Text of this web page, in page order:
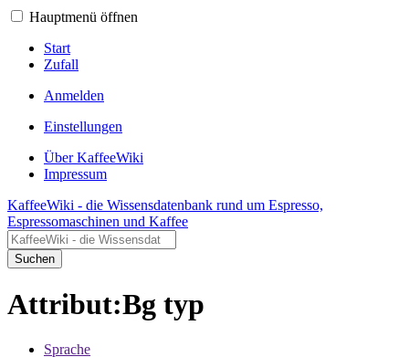
Hauptmenü öffnen
Start
Zufall
Anmelden
Einstellungen
Über KaffeeWiki
Impressum
KaffeeWiki - die Wissensdatenbank rund um Espresso,
Espressomaschinen und Kaffee
Suchen
Attribut:Bg typ
Sprache